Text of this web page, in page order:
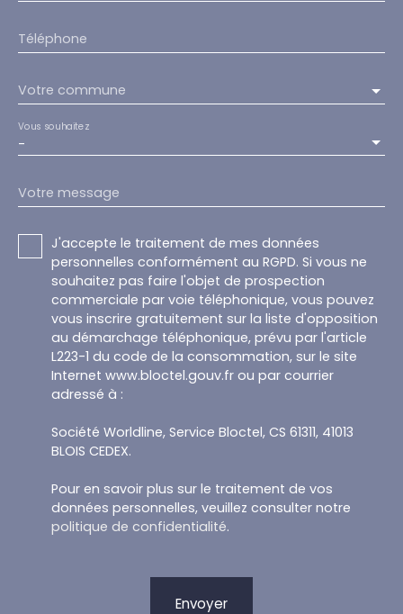
Téléphone
Votre commune
-
Vous souhaitez
Votre message
J'accepte le traitement de mes données
personnelles conformément au RGPD. Si vous ne
souhaitez pas faire l'objet de prospection
commerciale par voie téléphonique, vous pouvez
vous inscrire gratuitement sur la liste d'opposition
au démarchage téléphonique, prévu par l'article
L223-1 du code de la consommation, sur le site
Internet www.bloctel.gouv.fr ou par courrier
adressé à :
Société Worldline, Service Bloctel, CS 61311, 41013
BLOIS CEDEX.
Pour en savoir plus sur le traitement de vos
données personnelles, veuillez consulter notre
politique de confidentialité.
Envoyer